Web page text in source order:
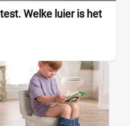
Welke luier is het